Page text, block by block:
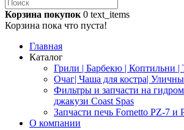
Корзина покупок 0 text_items
Корзина пока что пуста!
Главная
Каталог
Грили | Барбекю | Коптильни
Очаг| Чаша для костра|
Фильтры и запчасти на
джакузи Coast Spas
Запчасти печь Fornetto PZ-7 и
О компании